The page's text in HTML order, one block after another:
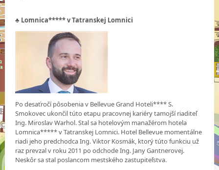
♣ Lomnica***** v Tatranskej Lomnici
Po desaťročí pôsobenia v Bellevue Grand Hoteli**** S.
Smokovec ukončil túto etapu pracovnej kariéry tamojší riaditeľ
Ing. Miroslav Warhol. Stal sa hotelovým manažérom hotela
Lomnica***** v Tatranskej Lomnici. Hotel Bellevue momentálne
riadi jeho predchodca Ing. Viktor Kosmák, ktorý túto funkciu už
raz prevzal v roku 2011 po odchode Ing. Jany Gantnerovej.
Neskôr sa stal poslancom mestského zastupiteľstva.